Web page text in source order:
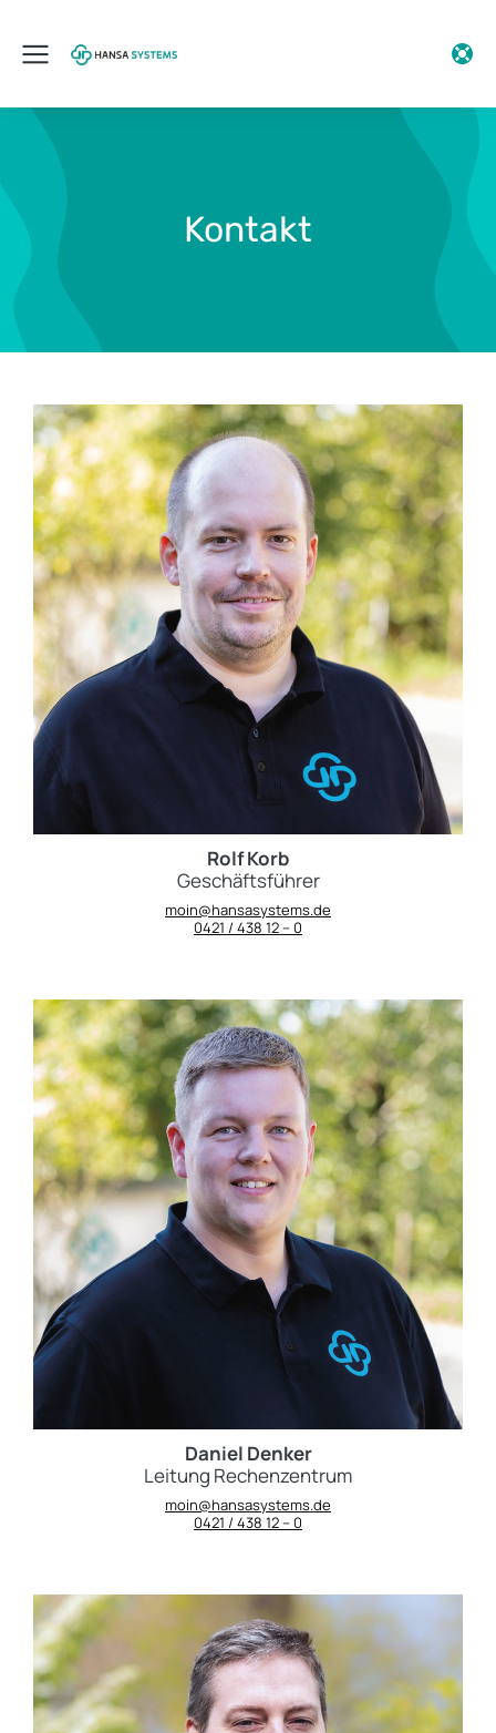
Kontakt
Rolf Korb
Geschäftsführer
moin@hansasystems.de
0421 / 438 12 – 0
Daniel Denker
Leitung Rechenzentrum
moin@hansasystems.de
0421 / 438 12 – 0